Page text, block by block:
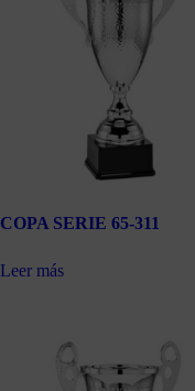
COPA SERIE 65-311
Leer más